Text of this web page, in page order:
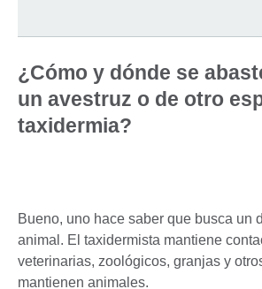
¿Cómo y dónde se
un avestruz o de otro
taxidermia?
Bueno, uno hace saber que busca un
animal. El taxidermista mantiene
veterinarias, zoológicos, granjas y
mantienen animales.